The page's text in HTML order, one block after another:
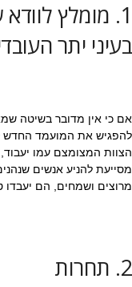
1. מומלץ
בעיני יתר
אם כי אין מדובר בשיטה
להפגיש את המועמד החדש
הצוות המצומצם עמו
מסייעת להניע אנשים
מרוצים ושמחים, הם יעבדו
2. תחרות